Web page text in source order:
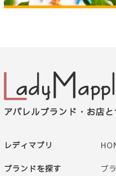
アパレルブランド・お店
レディマプリ
ブランドを探す
ブ